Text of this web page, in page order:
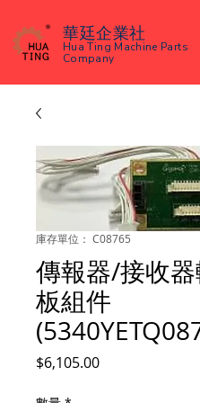
華廷企業社
Hua Ting Machine Parts
Company
庫存單位： C08765
傳報器/接收
板組件
$6,105.00價